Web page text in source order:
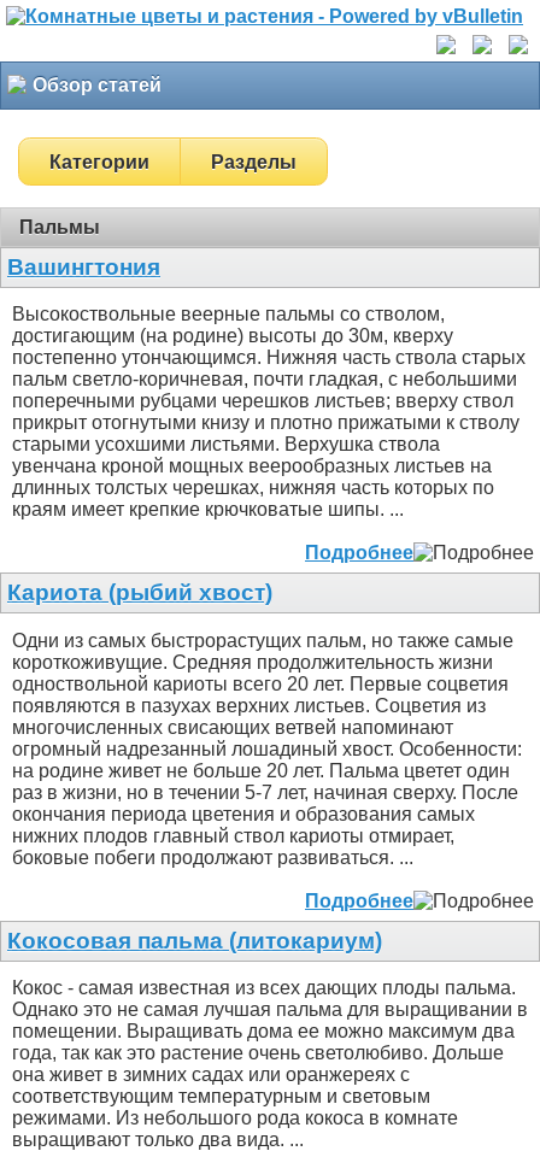
Обзор статей
Категории Разделы
Пальмы
Вашингтония
Высокоствольные веерные пальмы со стволом,
достигающим (на родине) высоты до 30м, кверху
постепенно утончающимся. Нижняя часть ствола старых
пальм светло-коричневая, почти гладкая, с небольшими
поперечными рубцами черешков листьев; вверху ствол
прикрыт отогнутыми книзу и плотно прижатыми к стволу
старыми усохшими листьями. Верхушка ствола
увенчана кроной мощных веерообразных листьев на
длинных толстых черешках, нижняя часть которых по
краям имеет крепкие крючковатые шипы. ...
Подробнее
Кариота (рыбий хвост)
Одни из самых быстрорастущих пальм, но также самые
короткоживущие. Средняя продолжительность жизни
одноствольной кариоты всего 20 лет. Первые соцветия
появляются в пазухах верхних листьев. Соцветия из
многочисленных свисающих ветвей напоминают
огромный надрезанный лошадиный хвост. Особенности:
на родине живет не больше 20 лет. Пальма цветет один
раз в жизни, но в течении 5-7 лет, начиная сверху. После
окончания периода цветения и образования самых
нижних плодов главный ствол кариоты отмирает,
боковые побеги продолжают развиваться. ...
Подробнее
Кокосовая пальма (литокариум)
Кокос - самая известная из всех дающих плоды пальма.
Однако это не самая лучшая пальма для выращивании в
помещении. Выращивать дома ее можно максимум два
года, так как это растение очень светолюбиво. Дольше
она живет в зимних садах или оранжереях с
соответствующим температурным и световым
режимами. Из небольшого рода кокоса в комнате
выращивают только два вида. ...